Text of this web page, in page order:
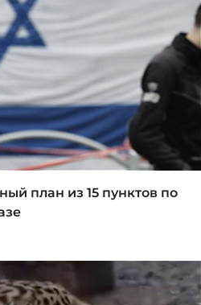
план из 15 пунктов по